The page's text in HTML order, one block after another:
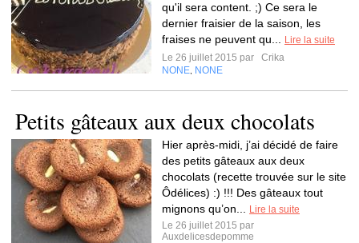
qu'il sera content. ;) Ce sera le
dernier fraisier de la saison, les
fraises ne peuvent qu...
Lire la suite
Le 26 juillet 2015 par
Crika
NONE NONE
Petits gâteaux aux deux chocolats
Hier après-midi, j’ai décidé de faire
des petits gâteaux aux deux
chocolats (recette trouvée sur le site
Ôdélices) :) !!! Des gâteaux tout
mignons qu’on...
Lire la suite
Le 26 juillet 2015 par
Auxdelicesdepomme